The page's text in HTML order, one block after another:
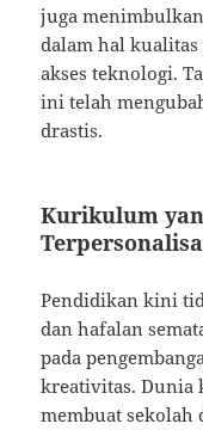
juga
dalam hal
akses teknologi.
ini telah
drastis.
Kurikulum
Pendidikan kini
dan hafalan
pada
kreativitas. Dunia
membuat sekolah